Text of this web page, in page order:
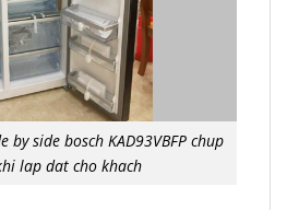
side bosch KAD93VBFP chup
lap dat cho khach